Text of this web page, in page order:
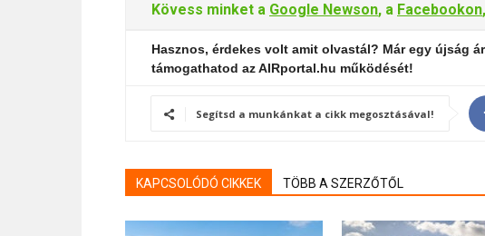
Kövess minket a Google Newson, a Facebookon
Hasznos, érdekes volt amit olvastál? Már egy újság
támogathatod az AIRportal.hu működését!
Segítsd a munkánkat a cikk megosztásával!
KAPCSOLÓDÓ CIKKEK TÖBB A SZERZŐTŐL